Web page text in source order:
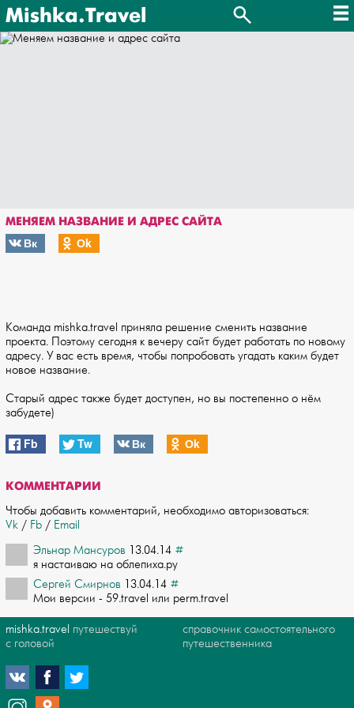
Mishka.Travel
МЕНЯЕМ НАЗВАНИЕ И АДРЕС САЙТА
Вк
Оk
Команда mishka.travel приняла решение сменить название
проекта. Поэтому сегодня к вечеру сайт будет работать по новому
адресу. У вас есть время, чтобы попробовать угадать каким будет
новое название.
Старый адрес также будет доступен, но вы постепенно о нём
забудете)
Fb Tw Вк Оk
КОММЕНТАРИИ
Чтобы добавить комментарий, необходимо авторизоваться:
Vk / Fb / Email
Эльнар Мансуров 13.04.14 #
я настаиваю на облепиха.ру
Сергей Смирнов 13.04.14 #
Мои версии - 59.travel или perm.travel
mishka.travel путешествуй
с головой
справочник самостоятельного
путешественника